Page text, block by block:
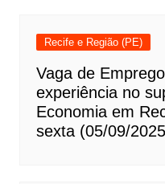
Recife e Região (PE)
Vaga de
experiência no
Economia em
sexta (05/09/